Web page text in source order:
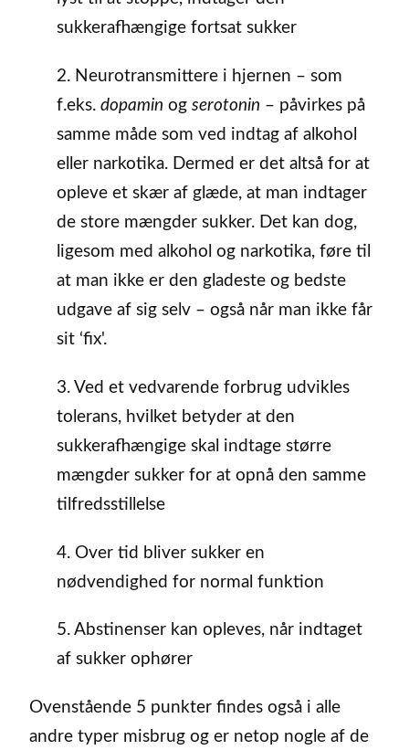
sukkerafhængige fortsat sukker
2. Neurotransmittere i hjernen – som
f.eks. dopamin og serotonin – påvirkes på
samme måde som ved indtag af alkohol
eller narkotika. Dermed er det altså for at
opleve et skær af glæde, at man indtager
de store mængder sukker. Det kan dog,
ligesom med alkohol og narkotika, føre til
at man ikke er den gladeste og bedste
udgave af sig selv – også når man ikke får
sit ‘fix'.
3. Ved et vedvarende forbrug udvikles
tolerans, hvilket betyder at den
sukkerafhængige skal indtage større
mængder sukker for at opnå den samme
tilfredsstillelse
4. Over tid bliver sukker en
nødvendighed for normal funktion
5. Abstinenser kan opleves, når indtaget
af sukker ophører
Ovenstående 5 punkter findes også i alle
andre typer misbrug og er netop nogle af de